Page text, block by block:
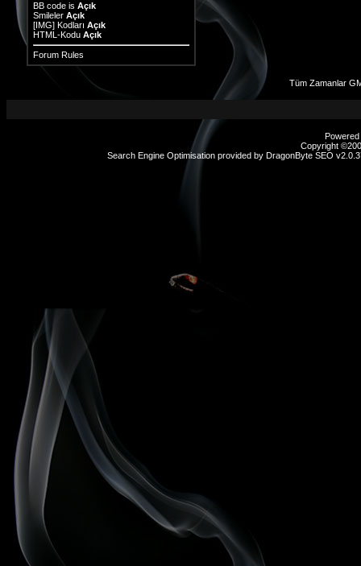
BB code is Açık
Smileler Açık
[IMG] Kodları Açık
HTML-Kodu Açık
Forum Rules
Tüm Zamanlar
Copyright
Search Engine Optimisation provided by DragonByte SEO